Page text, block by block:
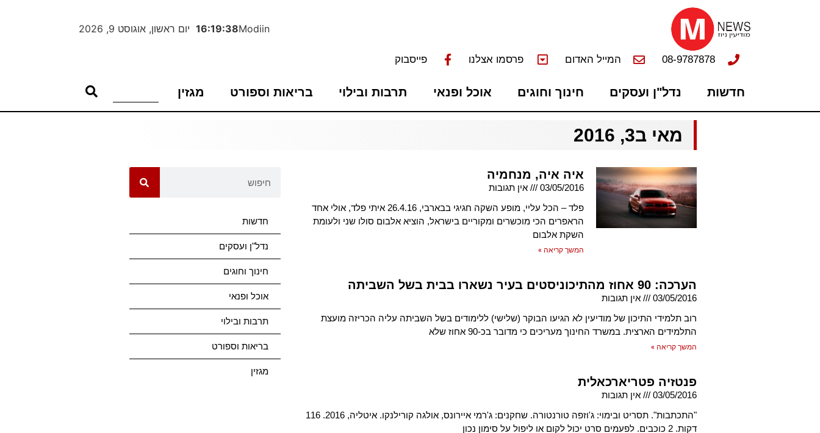
Modiin
16:19:39 יום ראשון, אוגוסט 9, 2026
08-9787878 המייל האדום פרסמו אצלנו פייסבוק
חדשות נדל"ן ועסקים חינוך וחוגים אוכל ופנאי תרבות ובילוי בריאות וספורט מגזין
מאי ב3, 2016
איה איה, מנחמיה
03/05/2016
אין תגובות
פלד – הכל עליי, מופע השקה חגיגי בבארבי, 26.4.16 איתי פלד, אולי אחד
הראפרים הכי מוכשרים ומקוריים בישראל, הוציא אלבום סולו שני ולעומת
השקת אלבום
המשך קריאה »
הערכה: 90 אחוז מהתיכוניסטים בעיר נשארו בבית בשל השביתה
03/05/2016
אין תגובות
רוב תלמידי התיכון של מודיעין לא הגיעו הבוקר (שלישי) ללימודים בשל השביתה עליה הכריזה מועצת
התלמידים הארצית. במשרד החינוך מעריכים כי מדובר בכ-90 אחוז שלא
המשך קריאה »
פנטזיה פטריארכאלית
03/05/2016
אין תגובות
"התכתבות". תסריט ובימוי: ג'וזפה טורנטורה. שחקנים: ג'רמי איירונס, אולגה קורילנקו. איטליה, 2016. 116
דקות. 2 כוכבים. לפעמים סרט יכול לקום או ליפול על סימון נכון
חדשות
נדל"ן ועסקים
חינוך וחוגים
אוכל ופנאי
תרבות ובילוי
בריאות וספורט
מגזין